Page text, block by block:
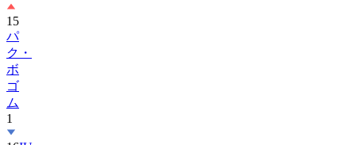
パ
ク・
ボ
ゴ
ム
1
16